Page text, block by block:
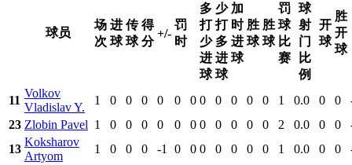
球员
场
次
进
球
传
球
得
分
+/-
罚
时
多
打
少
进
球
少
打
多
进
球
加
时
进
球
胜
球
胜
球
罚
球
比
赛
球
射
门
比
例
开
球
胜
开
球
11
Volkov
Vladislav Y.
1 0 0 0 0 0 0 0 0 0 0 0 1 0.0 0 0
23 Zlobin Pavel 1 0 0 0 0 0 0 0 0 0 0 0 2 0.0 0 0
13
Koksharov
Artyom
1 0 0 0 -1 0 0 0 0 0 0 0 1 0.0 0 0